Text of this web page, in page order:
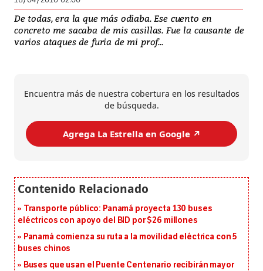
De todas, era la que más odiaba. Ese cuento en
concreto me sacaba de mis casillas. Fue la causante de
varios ataques de furia de mi prof...
Encuentra más de nuestra cobertura en los resultados
de búsqueda.
Agrega La Estrella en Google ↗️
Transporte público: Panamá proyecta 130 buses
eléctricos con apoyo del BID por $26 millones
Panamá comienza su ruta a la movilidad eléctrica con 5
buses chinos
Buses que usan el Puente Centenario recibirán mayor